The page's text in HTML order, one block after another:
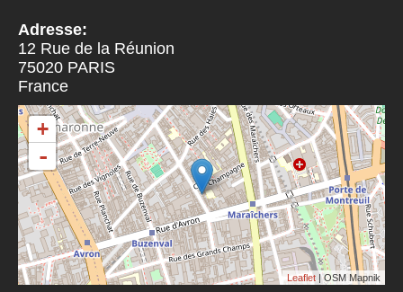
Adresse:
12 Rue de la Réunion
75020 PARIS
France
+
-
Leaflet | OSM Mapnik